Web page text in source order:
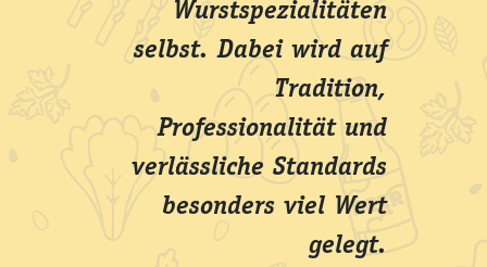
Wurstspezialitäten
selbst. Dabei wird auf
Tradition,
Professionalität und
verlässliche Standards
besonders viel Wert
gelegt.